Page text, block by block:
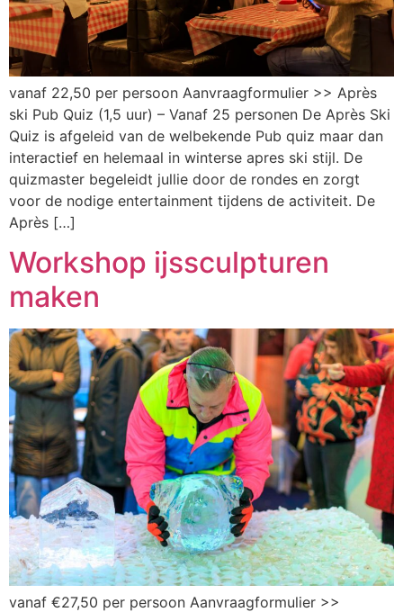
vanaf 22,50 per persoon Aanvraagformulier >> Après
ski Pub Quiz (1,5 uur)​ – Vanaf 25 personen De Après Ski
Quiz is afgeleid van de welbekende Pub quiz maar dan
interactief en helemaal in winterse apres ski stijl. De
quizmaster begeleidt jullie door de rondes en zorgt
voor de nodige entertainment tijdens de activiteit. De
Après […]
Workshop ijssculpturen
maken
vanaf €27,50 per persoon Aanvraagformulier >>